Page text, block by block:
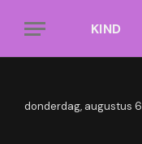
KIND
donderdag, augustus 6